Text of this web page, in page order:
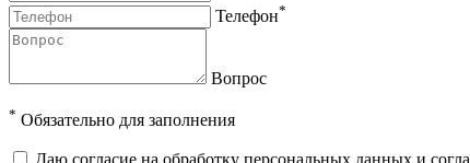
Телефон*
Вопрос
* Обязательно для заполнения